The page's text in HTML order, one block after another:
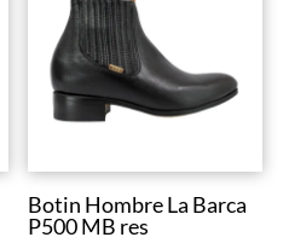
Botin Hombre La Barca
P500 MB res